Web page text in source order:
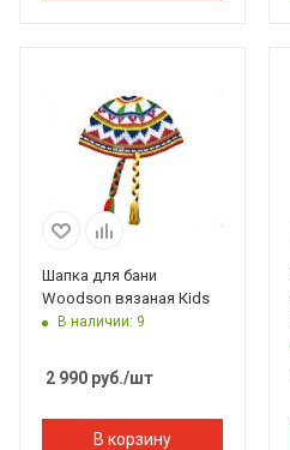
Шапка для бани
Woodson вязаная Кids
В наличии: 9
2 990 руб./шт
В корзину